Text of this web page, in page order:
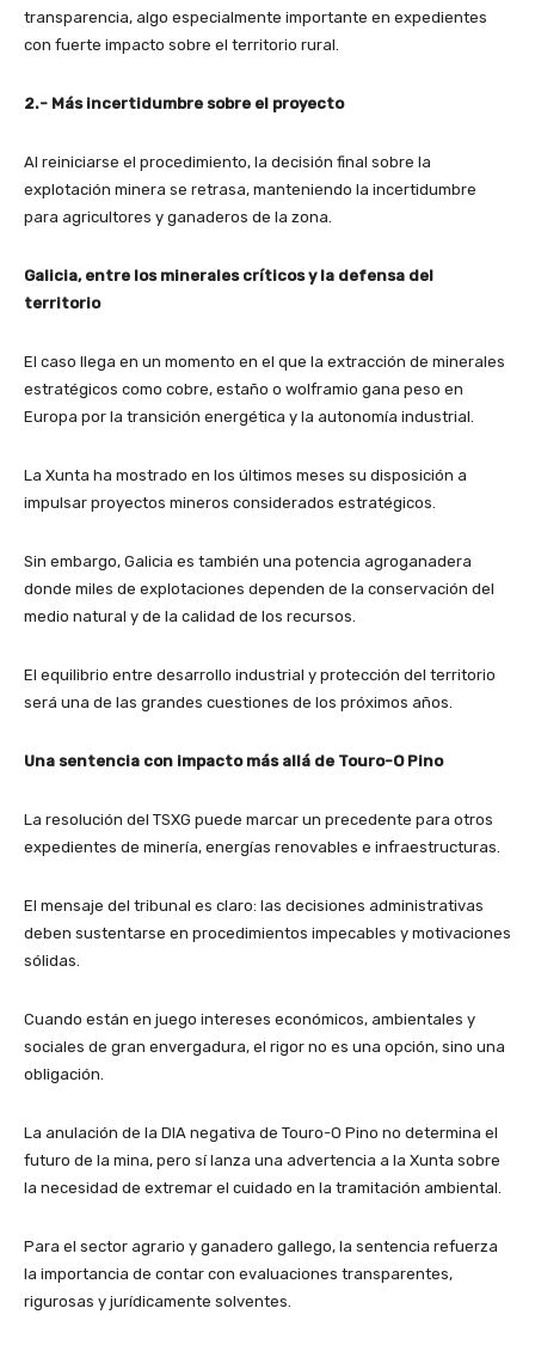
transparencia, algo especialmente importante en expedientes
con fuerte impacto sobre el territorio rural.
2.- Más incertidumbre sobre el proyecto
Al reiniciarse el procedimiento, la decisión final sobre la
explotación minera se retrasa, manteniendo la incertidumbre
para agricultores y ganaderos de la zona.
Galicia, entre los minerales críticos y la defensa del
territorio
El caso llega en un momento en el que la extracción de minerales
estratégicos como cobre, estaño o wolframio gana peso en
Europa por la transición energética y la autonomía industrial.
La Xunta ha mostrado en los últimos meses su disposición a
impulsar proyectos mineros considerados estratégicos.
Sin embargo, Galicia es también una potencia agroganadera
donde miles de explotaciones dependen de la conservación del
medio natural y de la calidad de los recursos.
El equilibrio entre desarrollo industrial y protección del territorio
será una de las grandes cuestiones de los próximos años.
Una sentencia con impacto más allá de Touro-O Pino
La resolución del TSXG puede marcar un precedente para otros
expedientes de minería, energías renovables e infraestructuras.
El mensaje del tribunal es claro: las decisiones administrativas
deben sustentarse en procedimientos impecables y motivaciones
sólidas.
Cuando están en juego intereses económicos, ambientales y
sociales de gran envergadura, el rigor no es una opción, sino una
obligación.
La anulación de la DIA negativa de Touro-O Pino no determina el
futuro de la mina, pero sí lanza una advertencia a la Xunta sobre
la necesidad de extremar el cuidado en la tramitación ambiental.
Para el sector agrario y ganadero gallego, la sentencia refuerza
la importancia de contar con evaluaciones transparentes,
rigurosas y jurídicamente solventes.